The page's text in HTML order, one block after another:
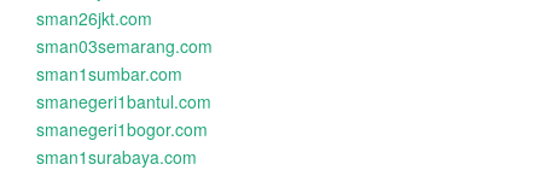
sman26jkt.com
sman03semarang.com
sman1sumbar.com
smanegeri1bantul.com
smanegeri1bogor.com
sman1surabaya.com